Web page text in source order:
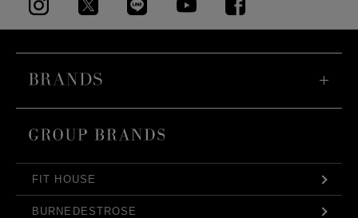
FIT HOUSE
BURNEDESTROSE